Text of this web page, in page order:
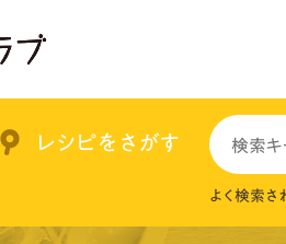
レシピをさがす
よく検索さ